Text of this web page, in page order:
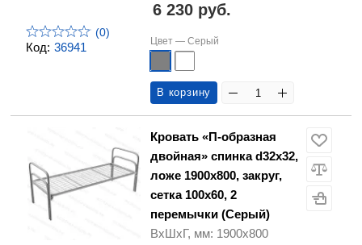
Код: 36941
(0)
6 230 руб.
Цвет — Серый
В корзину
Кровать «П-образная
двойная» спинка d32х32,
ложе 1900х800, закруг,
сетка 100х60, 2
перемычки (Серый)
ВхШхГ, мм: 1900х800